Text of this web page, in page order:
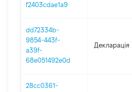
f2403cdae1a9
dd72334b-
9854-443f-
a39f-
68e051492e0d
Декларація
28cc0361-